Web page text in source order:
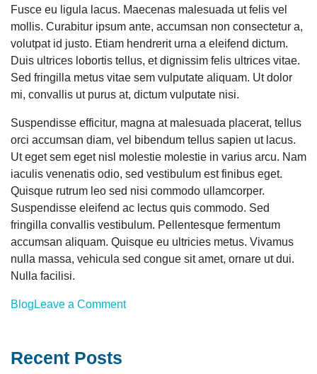
Fusce eu ligula lacus. Maecenas malesuada ut felis vel
mollis. Curabitur ipsum ante, accumsan non consectetur a,
volutpat id justo. Etiam hendrerit urna a eleifend dictum.
Duis ultrices lobortis tellus, et dignissim felis ultrices vitae.
Sed fringilla metus vitae sem vulputate aliquam. Ut dolor
mi, convallis ut purus at, dictum vulputate nisi.
Suspendisse efficitur, magna at malesuada placerat, tellus
orci accumsan diam, vel bibendum tellus sapien ut lacus.
Ut eget sem eget nisl molestie molestie in varius arcu. Nam
iaculis venenatis odio, sed vestibulum est finibus eget.
Quisque rutrum leo sed nisi commodo ullamcorper.
Suspendisse eleifend ac lectus quis commodo. Sed
fringilla convallis vestibulum. Pellentesque fermentum
accumsan aliquam. Quisque eu ultricies metus. Vivamus
nulla massa, vehicula sed congue sit amet, ornare ut dui.
Nulla facilisi.
Blog Leave a Commenton
Recent Posts